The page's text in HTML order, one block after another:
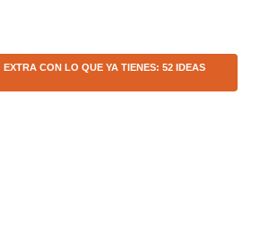
p
ar CON LO QUE YA TIENES: 52 IDEAS